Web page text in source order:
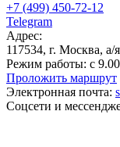
+7 (499) 450-72-12
Telegram
Адрес:
117534, г. Москва, а/
Режим работы: с
Проложить маршрут
Электронная почта:
Соцсети и